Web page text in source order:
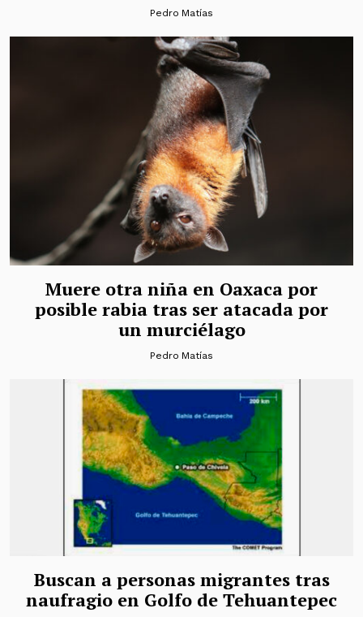
Pedro Matías
Muere otra niña en Oaxaca por
posible rabia tras ser atacada por
un murciélago
Pedro Matías
Buscan a personas migrantes tras
naufragio en Golfo de Tehuantepec